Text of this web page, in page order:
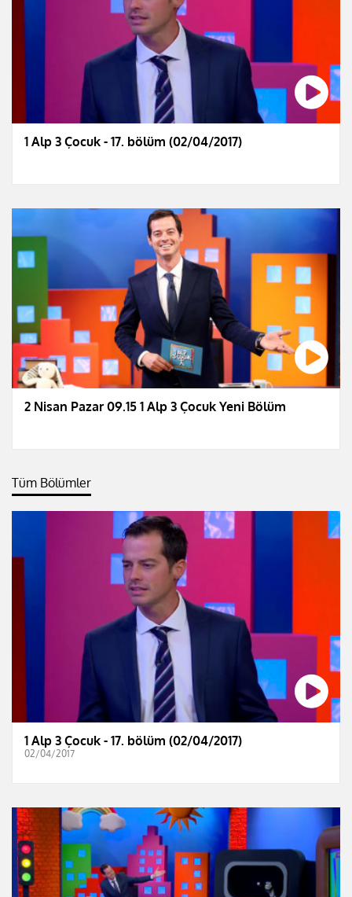
1 Alp 3 Çocuk - 17. bölüm (02/04/2017)
2 Nisan Pazar 09.15 1 Alp 3 Çocuk Yeni Bölüm
Tüm Bölümler
1 Alp 3 Çocuk - 17. bölüm (02/04/2017)
02/04/2017